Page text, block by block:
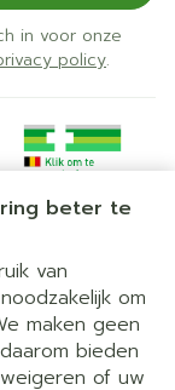
beter te
van
om
maken geen
bieden
of uw
in voor onze
policy.